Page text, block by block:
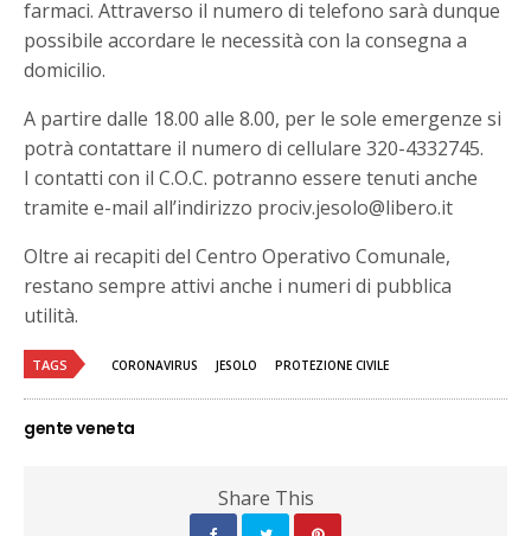
farmaci. Attraverso il numero di telefono sarà dunque
possibile accordare le necessità con la consegna a
domicilio.
A partire dalle 18.00 alle 8.00, per le sole emergenze si
potrà contattare il numero di cellulare 320-4332745.
I contatti con il C.O.C. potranno essere tenuti anche
tramite e-mail all’indirizzo prociv.jesolo@libero.it
Oltre ai recapiti del Centro Operativo Comunale,
restano sempre attivi anche i numeri di pubblica
utilità.
TAGS CORONAVIRUS JESOLO PROTEZIONE CIVILE
gente veneta
Share This